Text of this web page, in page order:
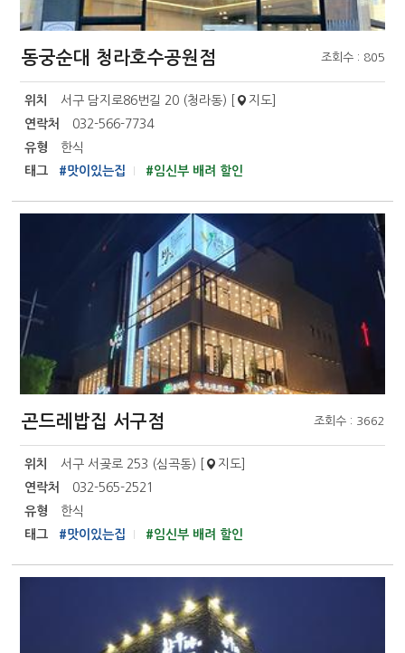
동궁순대 청라호수공원점 조회수 : 805
위치 서구 담지로86번길 20 (청라동) [ 지도
연락처
032-566-7734
유형
한식
태그
#맛이있는집 #임신부 배려 할인
곤드레밥집 서구점 조회수 : 3662
위치 서구 서곶로 253 (심곡동) [ 지도]
연락처
032-565-2521
유형
한식
태그
#맛이있는집 #임신부 배려 할인